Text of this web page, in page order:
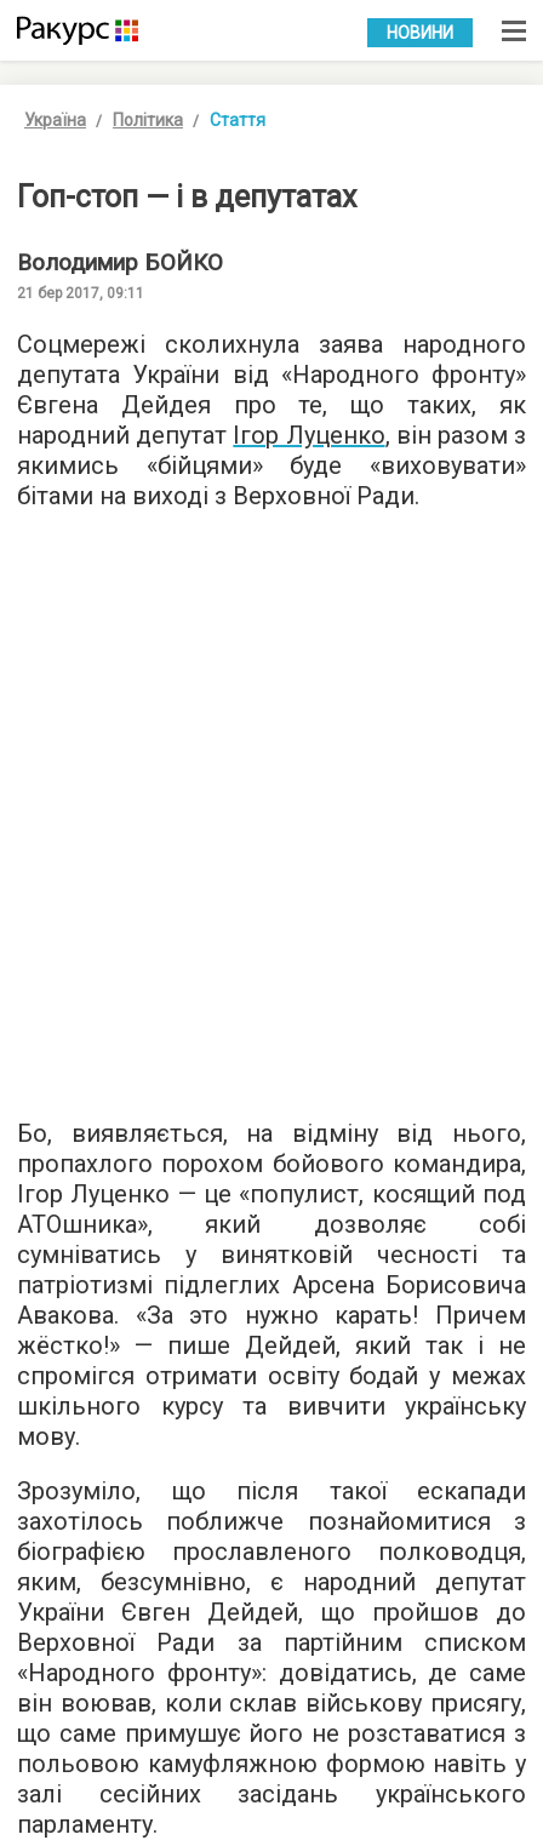
УКР РУС
НОВИНИ
Україна Політика Стаття
Гоп-стоп — і в депутатах
Володимир БОЙКО
21 бер 2017, 09:11
Соцмережі сколихнула заява народного
депутата України від «Народного фронту»
Євгена Дейдея про те, що таких, як
народний депутат Ігор Луценко, він разом з
якимись «бійцями» буде «виховувати»
бітами на виході з Верховної Ради.
Бо, виявляється, на відміну від нього,
пропахлого порохом бойового командира,
Ігор Луценко — це «популист, косящий под
АТОшника», який дозволяє собі
сумніватись у винятковій чесності та
патріотизмі підлеглих Арсена Борисовича
Авакова. «За это нужно карать! Причем
жёстко!» — пише Дейдей, який так і не
спромігся отримати освіту бодай у межах
шкільного курсу та вивчити українську
мову.
Зрозуміло, що після такої ескапади
захотілось поближче познайомитися з
біографією прославленого полководця,
яким, безсумнівно, є народний депутат
України Євген Дейдей, що пройшов до
Верховної Ради за партійним списком
«Народного фронту»: довідатись, де саме
він воював, коли склав військову присягу,
що саме примушує його не розставатися з
польовою камуфляжною формою навіть у
залі сесійних засідань українського
парламенту.